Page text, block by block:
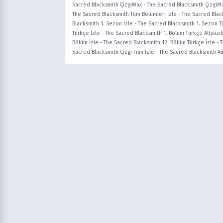
Sacred Blacksmith ÇizgiMax -The Sacred Blacksmith
The Sacred Blacksmith Tüm Bölümleri İzle -The Sacred
Blacksmith 1. Sezon İzle -The Sacred Blacksmith 1. Sezon
Türkçe İzle -The Sacred Blacksmith 1. Bölüm Türkçe
Bölüm İzle -The Sacred Blacksmith 12. Bölüm Türkçe İzle -
Sacred Blacksmith Çizgi Film İzle -The Sacred Blacksmith